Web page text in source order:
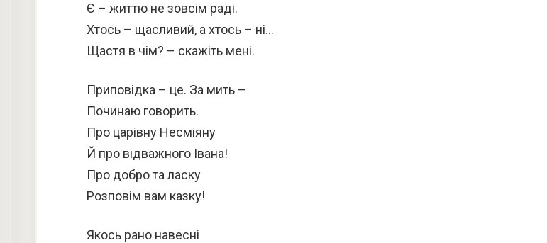
Є – життю не зовсім раді.
Хтось – щасливий, а хтось – ні…
Щастя в чім? – скажіть мені.
Приповідка – це. За мить –
Починаю говорить.
Про царівну Несміяну
Й про відважного Івана!
Про добро та ласку
Розповім вам казку!
Якось рано навесні